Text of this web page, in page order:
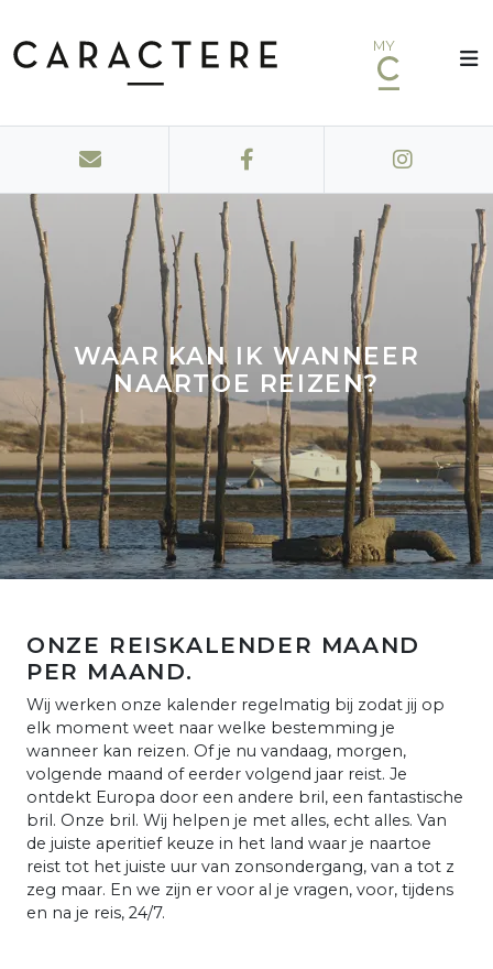
MY
WAAR KAN IK WANNEER
NAARTOE REIZEN?
ONZE REISKALENDER MAAND
PER MAAND.
Wij werken onze kalender regelmatig bij zodat jij op
elk moment weet naar welke bestemming je
wanneer kan reizen. Of je nu vandaag, morgen,
volgende maand of eerder volgend jaar reist. Je
ontdekt Europa door een andere bril, een fantastische
bril. Onze bril. Wij helpen je met alles, echt alles. Van
de juiste aperitief keuze in het land waar je naartoe
reist tot het juiste uur van zonsondergang, van a tot z
zeg maar. En we zijn er voor al je vragen, voor, tijdens
en na je reis, 24/7.